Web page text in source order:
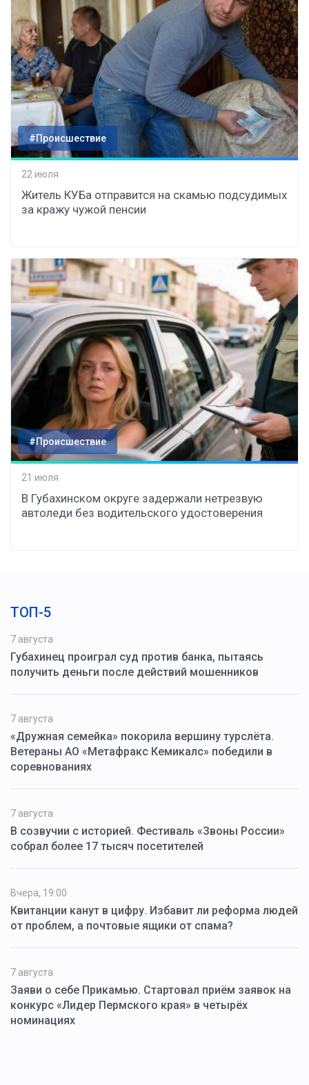
#Происшествие
22 июля
Житель КУБа отправится на скамью подсудимых
за кражу чужой пенсии
#Происшествие
21 июля
В Губахинском округе задержали нетрезвую
автоледи без водительского удостоверения
ТОП-5
7 августа
Губахинец проиграл суд против банка, пытаясь
получить деньги после действий мошенников
7 августа
«Дружная семейка» покорила вершину турслёта.
Ветераны АО «Метафракс Кемикалс» победили в
соревнованиях
7 августа
В созвучии с историей. Фестиваль «Звоны России»
собрал более 17 тысяч посетителей
Вчера, 19:00
Квитанции канут в цифру. Избавит ли реформа людей
от проблем, а почтовые ящики от спама?
7 августа
Заяви о себе Прикамью. Стартовал приём заявок на
конкурс «Лидер Пермского края» в четырёх
номинациях